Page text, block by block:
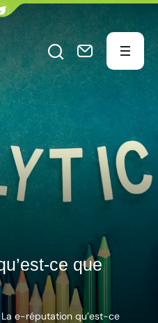
la barre de navigation du
Ouvrir le
Nous Menu
ce que
La e-réputation qu’est-ce